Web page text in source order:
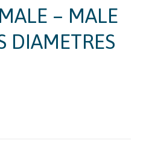
– MALE
DIAMETRES